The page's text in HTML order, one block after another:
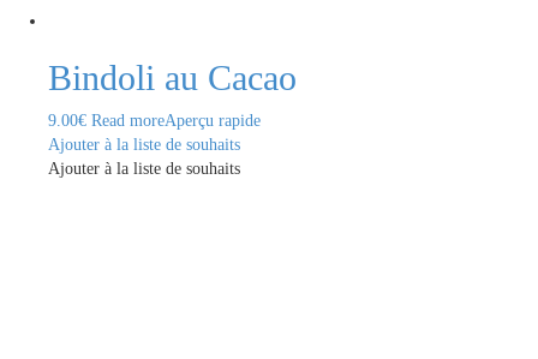
Bindoli au Cacao
9.00€ Read moreAperçu rapide
Ajouter à la liste de souhaits
Ajouter à la liste de souhaits